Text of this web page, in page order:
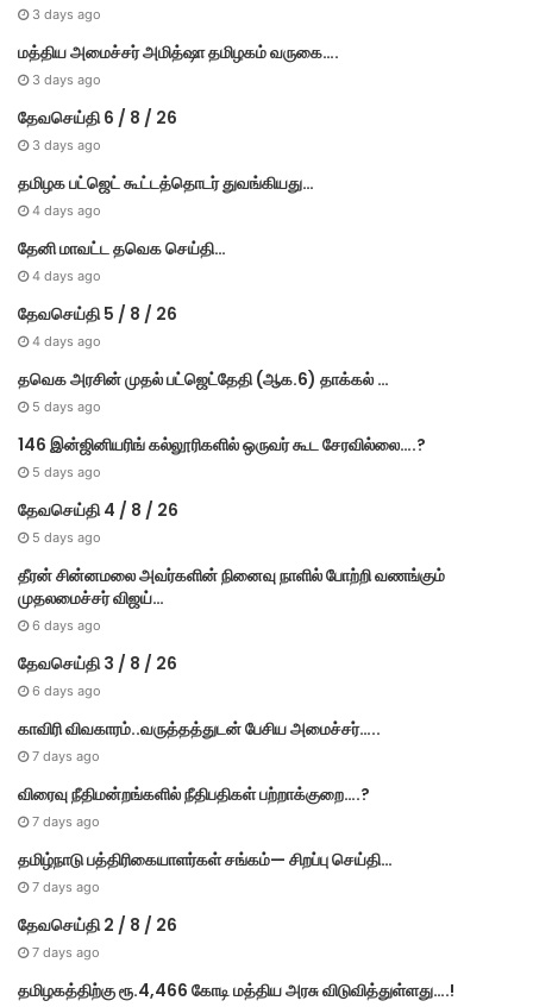
3 days ago
மத்திய அமைச்சர் அமித்ஷா தமிழகம் வருகை….
3 days ago
தேவசெய்தி 6 / 8 / 26
3 days ago
தமிழக பட்ஜெட் கூட்டத்தொடர் துவங்கியது…
4 days ago
தேனி மாவட்ட தவெக செய்தி…
4 days ago
தேவசெய்தி 5 / 8 / 26
4 days ago
தவெக அரசின் முதல் பட்​ஜெட்தேதி (ஆக.6) தாக்​கல் …
5 days ago
146 இன்ஜினியரிங் கல்லூரிகளில் ஒருவர் கூட சேரவில்லை….?
5 days ago
தேவசெய்தி 4 / 8 / 26
5 days ago
தீரன் சின்னமலை அவர்களின் நினைவு நாளில் போற்றி வணங்கும்
முதலமைச்சர் விஜய்…
6 days ago
தேவசெய்தி 3 / 8 / 26
6 days ago
காவிரி விவகாரம்..வருத்தத்துடன் பேசிய அமைச்சர்…..
7 days ago
விரைவு நீதிமன்றங்களில் நீதிபதிகள் பற்றாக்குறை….?
7 days ago
தமிழ்நாடு பத்திரிகையாளர்கள் சங்கம்— சிறப்பு செய்தி…
7 days ago
தேவசெய்தி 2 / 8 / 26
7 days ago
தமிழகத்திற்கு ரூ.4,466 கோடி மத்திய அரசு விடுவித்துள்ளது….!